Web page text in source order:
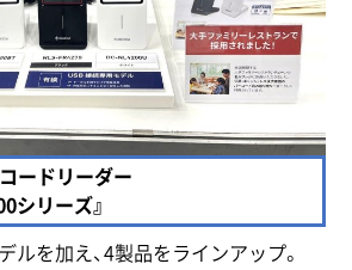
ードリーダー
シリーズ』
ルを加え、4製品をラインアップ。